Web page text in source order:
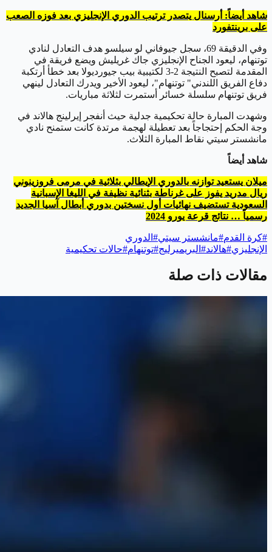
شاهد أيضاً: أرسنال يتصدر ترتيب الدوري الإنجليزي بعد فوزه الصعب
على برينتفورد
وفي الدقيقة 69، سجل جيوفاني لو سيلسو هدف التعادل لنادي
توتنهام، ليعود الجناح الإنجليزي جاك غريليش ويضع فريقة في
المقدمة لتصبح النتيجة 2-3 لكتيبية بيب جيورديولا بعد خطأ أرتكبة
دفاع الفريق اللندني" توتنهام"، ليعود الأخير ويدرك التعادل لينهي
فريق توتنهام سلسلة خسائر أستمرت لثلاثة مباريات.
وشهدت المبارة حالة تحكيمية جدلية حيث أنفجر إيرلينج هالاند في
وجة الحكم إحتجاجاً بعد تعطيلة لهجمة مرتدة كانت ستمنح نادي
مانشستر سيتي نقاط المبارة الثلاث.
شاهد أيضاً
ميلان يستعيد توازنه بالدوري الإيطالي بثلاثية في مرمى فروزينوني
ريال مدريد يفوز على غرناطة بثنائية نظيفة في الليغا الإسبانية
السعودية تستضيف نهائيات أول نسختين بدوري أبطال آسيا الجديد
رسمياً … نتائج قرعة يورو 2024
#كرة القدم#مانشستر سيتي# الدوري
الإنجليزي#هالاند# البريميرليج#توتنهام#حالات تحكيمية
مقالات ذات صلة